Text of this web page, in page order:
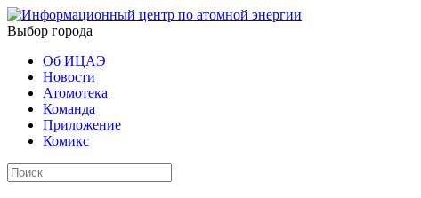
Выбор города
Об ИЦАЭ
Новости
Атомотека
Команда
Приложение
Комикс